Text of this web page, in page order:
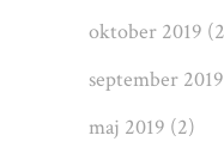
oktober 2019
september 2019
maj 2019 (2)